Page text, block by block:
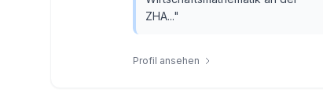
ZHA..."
Profil ansehen